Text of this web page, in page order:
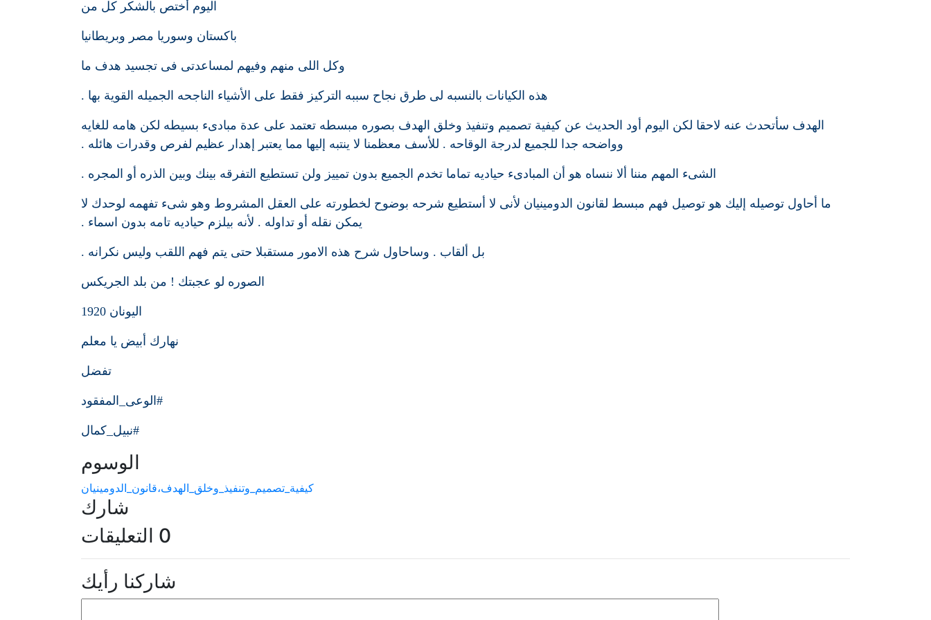
اليوم أختص بالشكر كل من
باكستان وسوريا مصر وبريطانيا
وكل اللى منهم وفيهم لمساعدتى فى تجسيد هدف ما
هذه الكيانات بالنسبه لى طرق نجاح سببه التركيز فقط على الأشياء الناجحه الجميله القوية بها .
الهدف سأتحدث عنه لاحقا لكن اليوم أود الحديث عن كيفية تصميم وتنفيذ وخلق الهدف بصوره مبسطه تعتمد على عدة مبادىء بسيطه لكن هامه للغايه
وواضحه جدا للجميع لدرجة الوقاحه . للأسف معظمنا لا ينتبه إليها مما يعتبر إهدار عظيم لفرص وقدرات هائله .
الشىء المهم مننا ألا ننساه هو أن المبادىء حياديه تماما تخدم الجميع بدون تمييز ولن تستطيع التفرقه بينك وبين الذره أو المجره .
ما أحاول توصيله إليك هو توصيل فهم مبسط لقانون الدومينيان لأنى لا أستطيع شرحه بوضوح لخطورته على العقل المشروط وهو شىء تفهمه لوحدك لا
يمكن نقله أو تداوله . لأنه بيلزم حياديه تامه بدون اسماء .
بل ألقاب . وساحاول شرح هذه الامور مستقبلا حتى يتم فهم اللقب وليس نكرانه .
الصوره لو عجبتك ! من بلد الجريكس
اليونان 1920
نهارك أبيض يا معلم
تفضل
#الوعى_المفقود
#نبيل_كمال
الوسوم
كيفية_تصميم_وتنفيذ_وخلق_الهدف،قانون_الدومينيان
شارك
0 التعليقات
شاركنا رأيك